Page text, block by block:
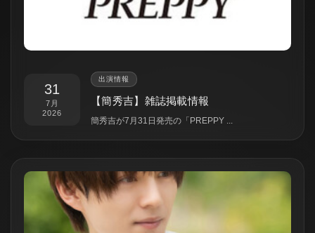
31
7月
2026
出演情報
【簡秀吉】雑誌掲載情報
簡秀吉が7月31日発売の「PREPPY ...